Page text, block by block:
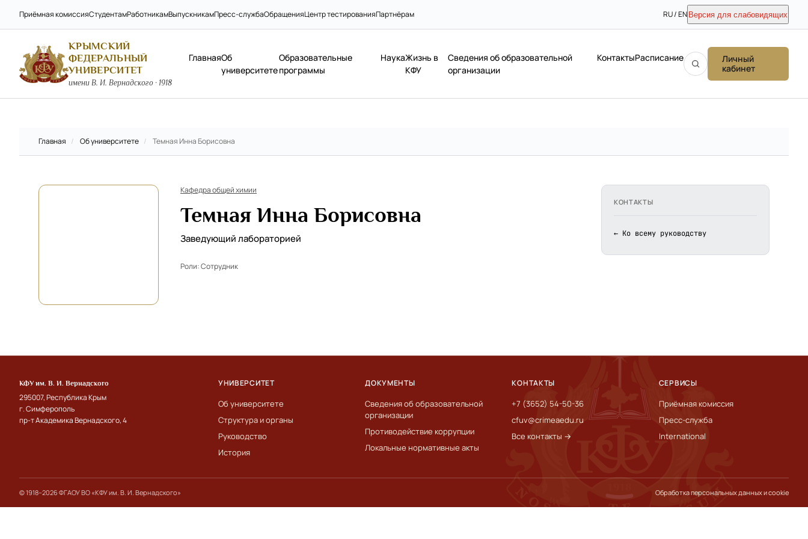
Приёмная комиссияСтудентамРаботникамВыпускникамПресс-службаОбращенияЦентр тестированияПартнёрам RU / EN Версия для слабовидящих
КРЫМСКИЙ
ФЕДЕРАЛЬНЫЙ
УНИВЕРСИТЕТ
имени В. И. Вернадского · 1918
ГлавнаяОб
университете
Образовательные
программы
НаукаЖизнь в
КФУ
Сведения об образовательной
организации
КонтактыРасписание
Личный
кабинет
Главная / Об университете / Темная Инна Борисовна
Кафедра общей химии
Темная Инна Борисовна
Заведующий лабораторией
Роли:Сотрудник
КОНТАКТЫ
← Ко всему руководству
КФУ им. В. И. Вернадского
295007, Республика Крым
г. Симферополь
пр-т Академика Вернадского, 4
УНИВЕРСИТЕТ
Об университете
Структура и органы
Руководство
История
ДОКУМЕНТЫ
Сведения об образовательной
организации
Противодействие коррупции
Локальные нормативные акты
КОНТАКТЫ
+7 (3652) 54-50-36
cfuv@crimeaedu.ru
Все контакты →
СЕРВИСЫ
Приёмная комиссия
Пресс-служба
International
© 1918–2026 ФГАОУ ВО «КФУ им. В. И. Вернадского» Обработка персональных данных и cookie